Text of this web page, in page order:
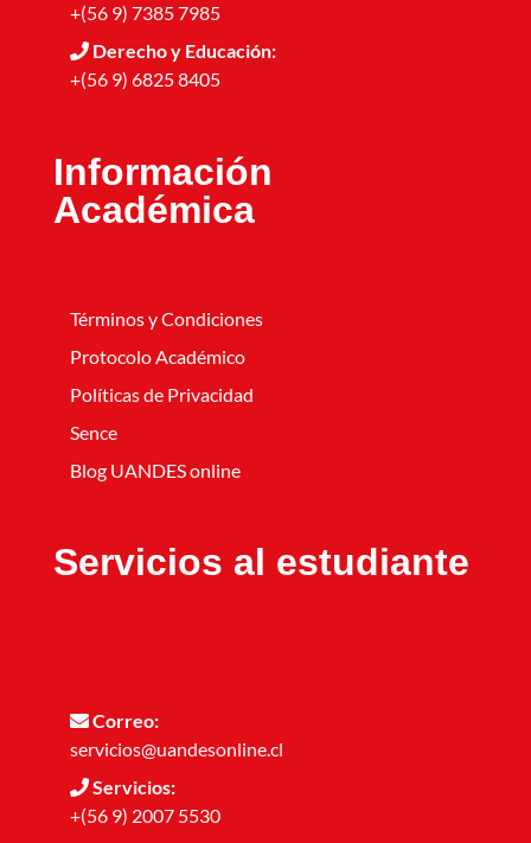
+(56 9) 7385 7985
Derecho y Educación:
+(56 9) 6825 8405
Información
Académica
Términos y Condiciones
Protocolo Académico
Políticas de Privacidad
Sence
Blog UANDES online
Servicios al estudiante
Correo:
servicios@uandesonline.cl
Servicios:
+(56 9) 2007 5530